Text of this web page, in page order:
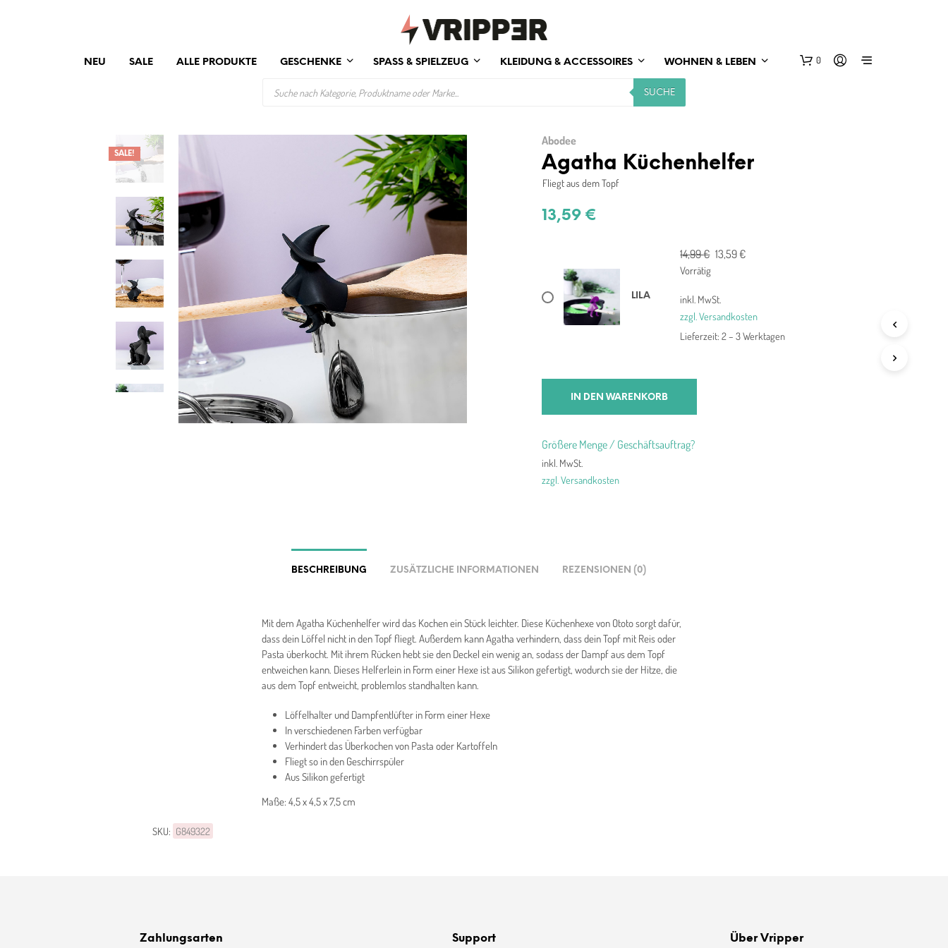
NEU SALE ALLE PRODUKTE GESCHENKE SPASS & SPIELZEUG KLEIDUNG & ACCESSOIRES WOHNEN & LEBEN 0
SUCHE
SALE!
Abodee
Agatha Küchenhelfer
Fliegt aus dem Topf
13,59€
LILA
14,99€ Ursprünglicher
14,99 €
13,59€Aktueller
Vorrätig
inkl. MwSt.
zzgl. Versandkosten
Lieferzeit:2 – 3 Werktagen
IN DEN WARENKORB
Größere Menge / Geschäftsauftrag?
inkl. MwSt.
zzgl. Versandkosten
BESCHREIBUNG ZUSÄTZLICHE INFORMATIONEN REZENSIONEN (0)
Mit dem Agatha Küchenhelfer wird das Kochen ein Stück leichter. Diese Küchenhexe von Ototo sorgt dafür,
dass dein Löffel nicht in den Topf fliegt. Außerdem kann Agatha verhindern, dass dein Topf mit Reis oder
Pasta überkocht. Mit ihrem Rücken hebt sie den Deckel ein wenig an, sodass der Dampf aus dem Topf
entweichen kann. Dieses Helferlein in Form einer Hexe ist aus Silikon gefertigt, wodurch sie der Hitze, die
aus dem Topf entweicht, problemlos standhalten kann.
Löffelhalter und Dampfentlüfter in Form einer Hexe
In verschiedenen Farben verfügbar
Verhindert das Überkochen von Pasta oder Kartoffeln
Fliegt so in den Geschirrspüler
Aus Silikon gefertigt
Maße: 4,5 x 4,5 x 7,5 cm
SKU: G849322
Zahlungsarten Support Über Vripper